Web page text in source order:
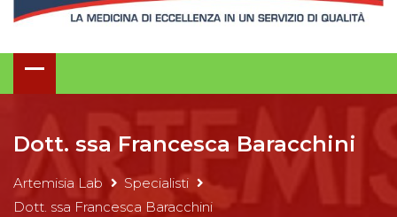
Dott. ssa Francesca Baracchini
Artemisia Lab
Specialisti
Dott. ssa Francesca Baracchini